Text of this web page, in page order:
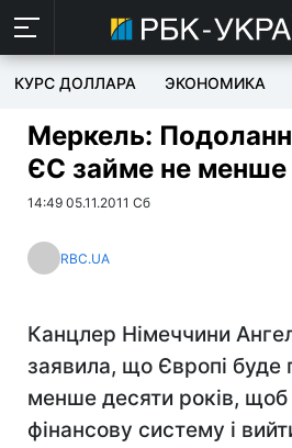
КУРС ДОЛЛАРА ЭКОНОМИКА
Меркель:
ЄС займе не менше
14:49 05.11.2011 Сб
RBC.UA
Канцлер Німеччини
заявила, що Європі буде
менше десяти років, щоб
фінансову систему і